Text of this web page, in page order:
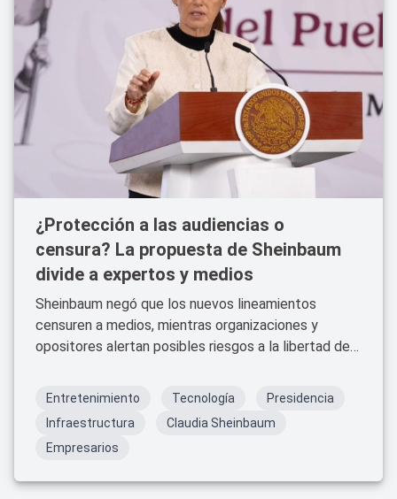
¿Protección a las audiencias o
censura? La propuesta de Sheinbaum
divide a expertos y medios
Sheinbaum negó que los nuevos lineamientos
censuren a medios, mientras organizaciones y
opositores alertan posibles riesgos a la libertad de
Entretenimiento Tecnología
Presidencia
Infraestructura
Claudia Sheinbaum
Empresarios